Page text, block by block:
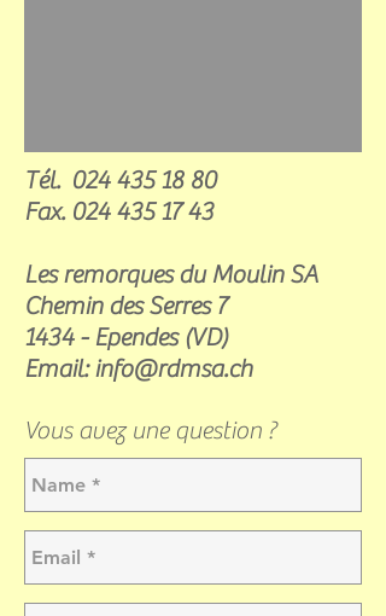
Tél. 024 435 18 80
Fax. 024 435 17 43
Les remorques du Moulin SA
Chemin des Serres 7
1434 - Ependes (VD)
Email:info@rdmsa.ch
Vous avez une question ?